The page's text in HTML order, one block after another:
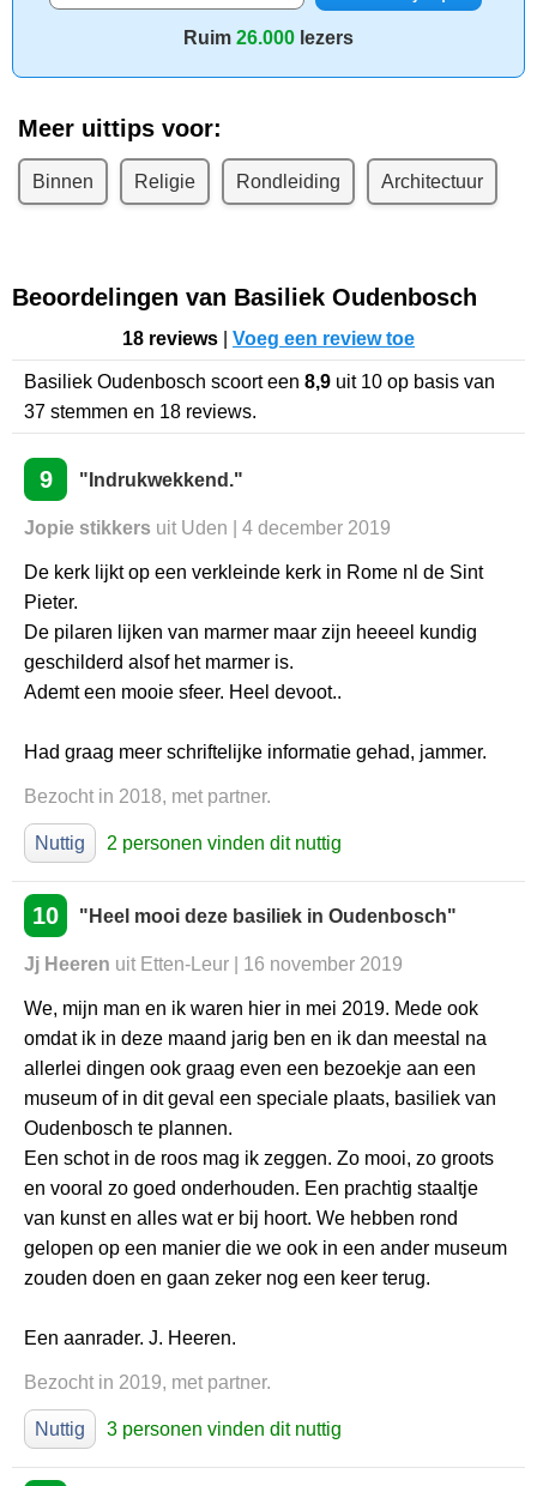
Ruim 26.000 lezers
Meer uittips voor:
Binnen Religie Rondleiding Architectuur
Beoordelingen van Basiliek Oudenbosch
18 reviews Voeg een review toe
Basiliek Oudenbosch scoort een 8,9 uit 10 op basis van
37 stemmen en 18 reviews.
9 "Indrukwekkend."
Jopie stikkers uit Uden | 4 december 2019
De kerk lijkt op een verkleinde kerk in Rome nl de Sint
Pieter.
De pilaren lijken van marmer maar zijn heeeel kundig
geschilderd alsof het marmer is.
Ademt een mooie sfeer. Heel devoot..
Had graag meer schriftelijke informatie gehad, jammer.
Bezocht in 2018, met partner.
Nuttig 2 personen vinden dit nuttig
10 "Heel mooi deze basiliek in Oudenbosch"
Jj Heeren uit Etten-Leur | 16 november 2019
We, mijn man en ik waren hier in mei 2019. Mede ook
omdat ik in deze maand jarig ben en ik dan meestal na
allerlei dingen ook graag even een bezoekje aan een
museum of in dit geval een speciale plaats, basiliek van
Oudenbosch te plannen.
Een schot in de roos mag ik zeggen. Zo mooi, zo groots
en vooral zo goed onderhouden. Een prachtig staaltje
van kunst en alles wat er bij hoort. We hebben rond
gelopen op een manier die we ook in een ander museum
zouden doen en gaan zeker nog een keer terug.
Een aanrader. J. Heeren.
Bezocht in 2019, met partner.
Nuttig 3 personen vinden dit nuttig